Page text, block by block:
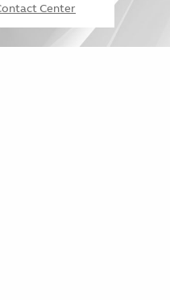
Center